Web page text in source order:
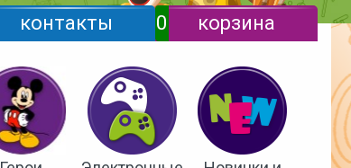
контакты 0 корзина